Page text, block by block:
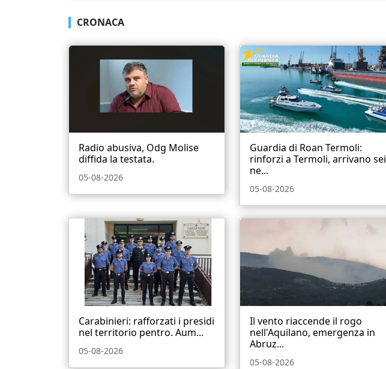
CRONACA
Radio abusiva, Odg Molise
diffida la testata.
05-08-2026
Guardia di Roan Termoli:
rinforzi a Termoli, arrivano sei
ne...
05-08-2026
Carabinieri: rafforzati i presidi
nel territorio pentro. Aum...
05-08-2026
Il vento riaccende il rogo
nell'Aquilano, emergenza in
Abruz...
05-08-2026